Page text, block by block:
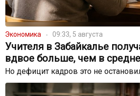
Экономика 09:33, 5 августа
Учителя в Забайкалье
вдвое больше, чем в
Но дефицит кадров это не